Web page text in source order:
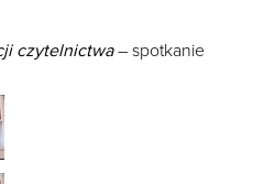
czytelnictwa– spotkanie